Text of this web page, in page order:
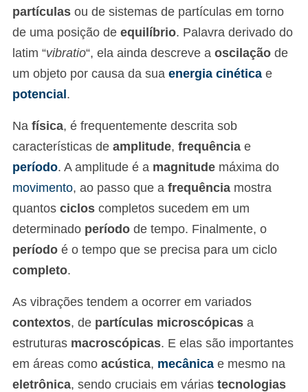
partículas ou de sistemas de partículas em torno
de uma posição de equilíbrio. Palavra derivado do
latim “vibratio“, ela ainda descreve a oscilação de
um objeto por causa da sua energia cinética e
potencial.
Na física, é frequentemente descrita sob
características de amplitude, frequência e
período. A amplitude é a magnitude máxima do
movimento, ao passo que a frequência mostra
quantos ciclos completos sucedem em um
determinado período de tempo. Finalmente, o
período é o tempo que se precisa para um ciclo
completo.
As vibrações tendem a ocorrer em variados
contextos, de partículas microscópicas a
estruturas macroscópicas. E elas são importantes
em áreas como acústica, mecânica e mesmo na
eletrônica, sendo cruciais em várias tecnologias